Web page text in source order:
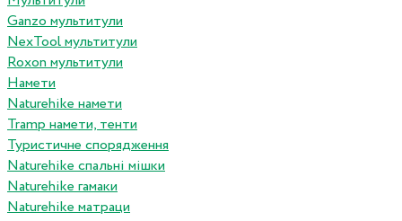
Ganzo мультитули
NexTool мультитули
Roxon мультитули
Намети
Naturehike намети
Tramp намети, тенти
Туристичне спорядження
Naturehike спальні мішки
Naturehike гамаки
Naturehike матраци